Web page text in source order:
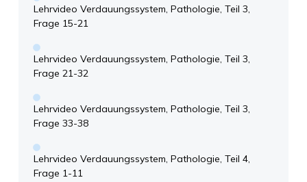
Lehrvideo Verdauungssystem, Pathologie, Teil 3,
Frage 15-21
Lehrvideo Verdauungssystem, Pathologie, Teil 3,
Frage 21-32
Lehrvideo Verdauungssystem, Pathologie, Teil 3,
Frage 33-38
Lehrvideo Verdauungssystem, Pathologie, Teil 4,
Frage 1-11